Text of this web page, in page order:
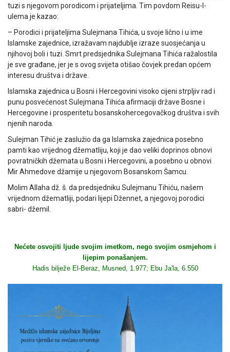
tuzi s njegovom porodicom i prijateljima. Tim povdom Reisu-l-
ulema je kazao:
– Porodici i prijateljima Sulejmana Tihića, u svoje lično i u ime
Islamske zajednice, izražavam najdublje izraze suosjećanja u
njihovoj boli i tuzi. Smrt predsjednika Sulejmana Tihića ražalostila
je sve građane, jer je s ovog svijeta otišao čovjek predan općem
interesu društva i države.
Islamska zajednica u Bosni i Hercegovini visoko cijeni strpljiv rad i
punu posvećenost Sulejmana Tihića afirmaciji države Bosne i
Hercegovine i prosperitetu bosanskohercegovačkog društva i svih
njenih naroda.
Sulejman Tihić je zaslužio da ga Islamska zajednica posebno
pamti kao vrijednog džematliju, koji je dao veliki doprinos obnovi
povratničkih džemata u Bosni i Hercegovini, a posebno u obnovi
Mir Ahmedove džamije u njegovom Bosanskom Šamcu.
Molim Allaha dž. š. da predsjedniku Sulejmanu Tihiću, našem
vrijednom džematliji, podari lijepi Džennet, a njegovoj porodici
sabri- džemil.
Nećete osvojiti ljude svojim imetkom, nego svojim osmjehom i
lijepim ponašanjem.
Hadis bilježe El-Beraz, Musned, 1.977; Ebu Ja'la, 6.550